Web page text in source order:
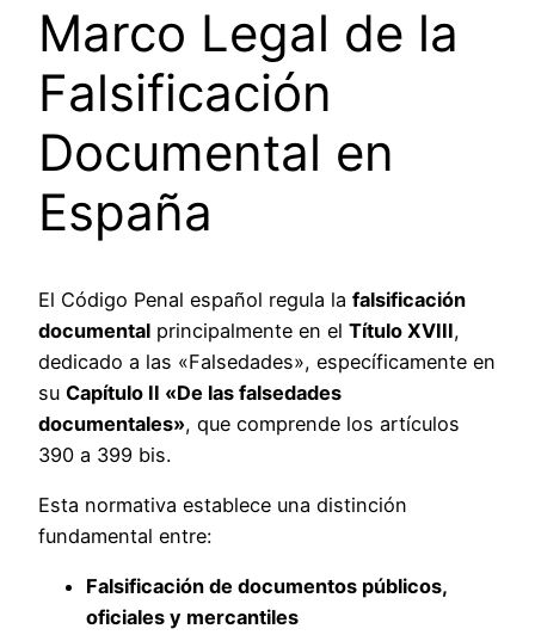
Marco Legal de la
Falsificación
Documental en
España
El Código Penal español regula la falsificación
documental principalmente en el Título XVIII,
dedicado a las «Falsedades», específicamente en
su Capítulo II «De las falsedades
documentales», que comprende los artículos
390 a 399 bis.
Esta normativa establece una distinción
fundamental entre:
Falsificación de documentos públicos,
oficiales y mercantiles